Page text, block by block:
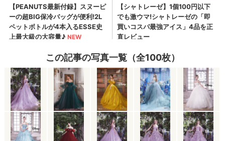
この記事の写真一覧（全100枚）